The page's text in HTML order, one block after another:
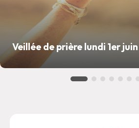
Veillée de prière lundi 1er juin